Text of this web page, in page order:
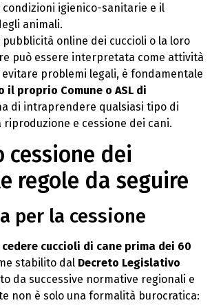
condizioni igienico-sanitarie e il
animali.
pubblicità online dei cuccioli o la loro
può essere interpretata come attività
problemi legali, è fondamentale
il proprio Comune o ASL di
di intraprendere qualsiasi tipo di
e cessione dei cani.
cessione dei
regole da seguire
per la cessione
cuccioli di cane prima dei 60
stabilito dal Decreto Legislativo
da successive normative regionali e
non è solo una formalità burocratica: